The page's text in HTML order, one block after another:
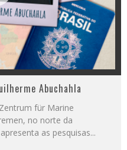
Abuchahla
für Marine
no norte da
as pesquisas...